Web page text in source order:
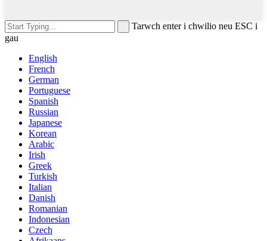
Tarwch enter i chwilio neu ESC i
gau
English
French
German
Portuguese
Spanish
Russian
Japanese
Korean
Arabic
Irish
Greek
Turkish
Italian
Danish
Romanian
Indonesian
Czech